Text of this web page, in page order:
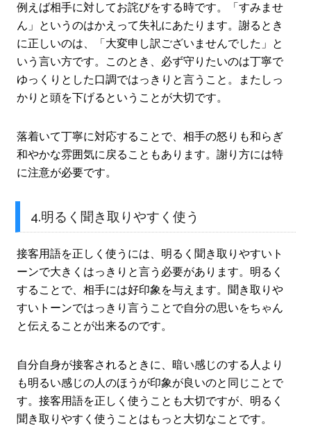
例えば相手に対してお詫びをする時です。「すみませ
ん」というのはかえって失礼にあたります。謝るとき
に正しいのは、「大変申し訳ございませんでした」と
いう言い方です。このとき、必ず守りたいのは丁寧で
ゆっくりとした口調ではっきりと言うこと。またしっ
かりと頭を下げるということが大切です。
落着いて丁寧に対応することで、相手の怒りも和らぎ
和やかな雰囲気に戻ることもあります。謝り方には特
に注意が必要です。
4.明るく聞き取りやすく使う
接客用語を正しく使うには、明るく聞き取りやすいト
ーンで大きくはっきりと言う必要があります。明るく
することで、相手には好印象を与えます。聞き取りや
すいトーンではっきり言うことで自分の思いをちゃん
と伝えることが出来るのです。
自分自身が接客されるときに、暗い感じのする人より
も明るい感じの人のほうが印象が良いのと同じことで
す。接客用語を正しく使うことも大切ですが、明るく
聞き取りやすく使うことはもっと大切なことです。